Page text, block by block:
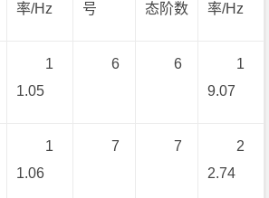
率/Hz
号
态阶数
率/Hz
1
1.05
6 6
1
9.07
1
1.06
7 7
2
2.74